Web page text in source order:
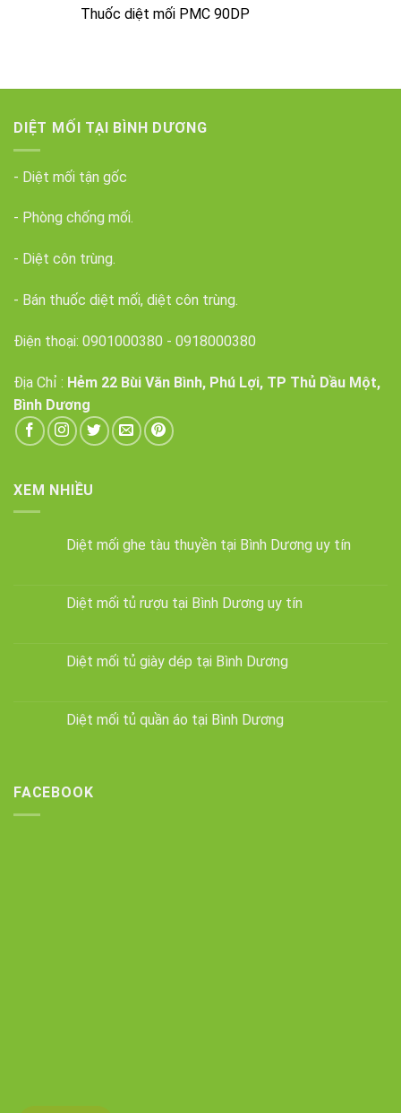
Thuốc diệt mối PMC 90DP
DIỆT MỐI TẠI BÌNH DƯƠNG
- Diệt mối tận gốc
- Phòng chống mối.
- Diệt côn trùng.
- Bán thuốc diệt mối, diệt côn trùng.
Điện thoại: 0901000380 - 0918000380
Địa Chỉ : Hẻm 22 Bùi Văn Bình, Phú Lợi, TP Thủ Dầu Một,
Bình Dương
XEM NHIỀU
Diệt mối ghe tàu thuyền tại Bình Dương uy tín
Diệt mối tủ rượu tại Bình Dương uy tín
Diệt mối tủ giày dép tại Bình Dương
Diệt mối tủ quần áo tại Bình Dương
FACEBOOK